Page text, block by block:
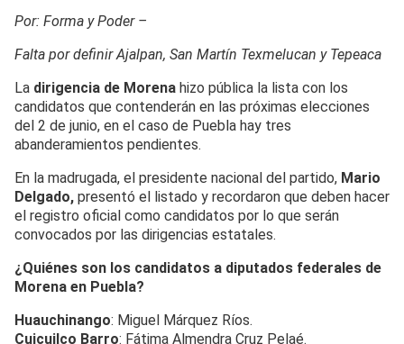
Por: Forma y Poder –
Falta por definir Ajalpan, San Martín Texmelucan y Tepeaca
La dirigencia de Morena hizo pública la lista con los
candidatos que contenderán en las próximas elecciones
del 2 de junio, en el caso de Puebla hay tres
abanderamientos pendientes.
En la madrugada, el presidente nacional del partido, Mario
Delgado, presentó el listado y recordaron que deben hacer
el registro oficial como candidatos por lo que serán
convocados por las dirigencias estatales.
¿Quiénes son los candidatos a diputados federales de
Morena en Puebla?
Huauchinango: Miguel Márquez Ríos.
Cuicuilco Barro: Fátima Almendra Cruz Pelaé.